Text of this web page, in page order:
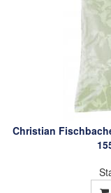
Christian